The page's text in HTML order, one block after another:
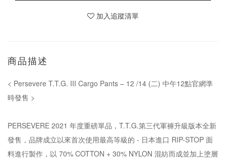
加入追蹤清單
商品描述
< Persevere T.T.G. III Cargo Pants – 12 /14 (二) 中午12點官網準
時發售 >
PERSEVERE 2021 年度重磅單品，T.T.G.第三代軍褲升級版本全新
發售，品牌成立以來首次使用最高等級的 - 日本進口 RIP-STOP 面
料進行製作，以 70% COTTON + 30% NYLON 混紡而成並加上塗層